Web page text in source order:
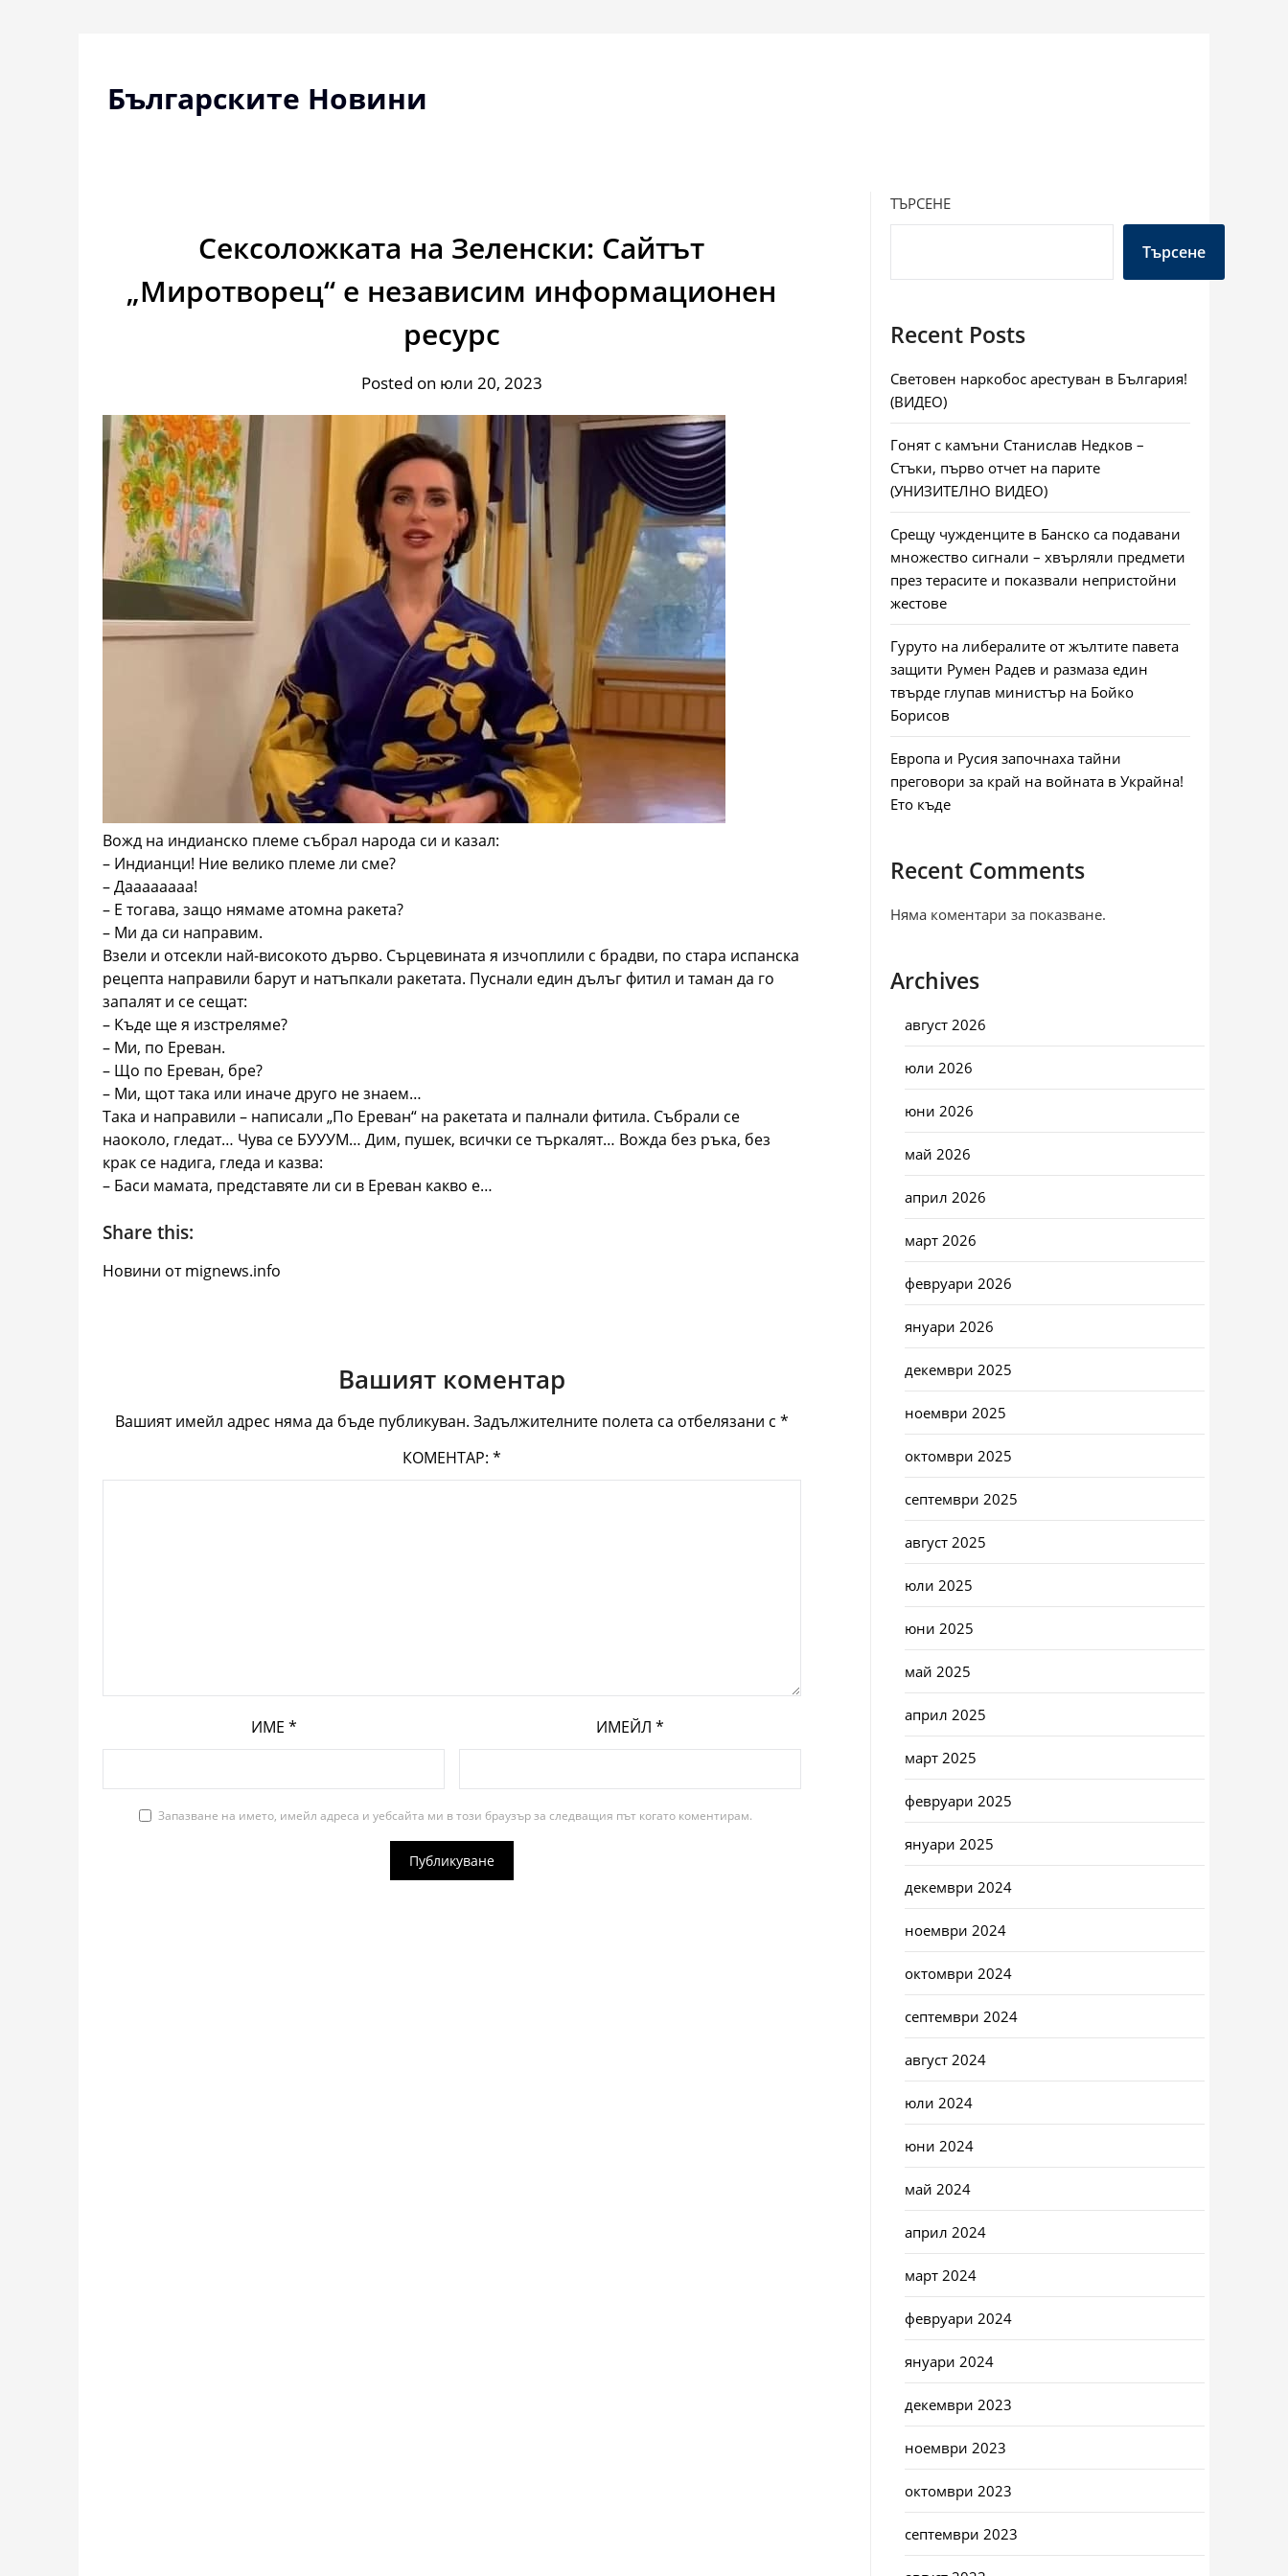
Българските Новини
Сексоложката на Зеленски: Сайтът
„Миротворец“ е независим информационен
ресурс
Posted on юли 20, 2023
Вожд на индианско племе събрал народа си и казал:
– Индианци! Ние велико племе ли сме?
– Даааааааа!
– Е тогава, защо нямаме атомна ракета?
– Ми да си направим.
Взели и отсекли най-високото дърво. Сърцевината я изчоплили с брадви, по стара испанска
рецепта направили барут и натъпкали ракетата. Пуснали един дълъг фитил и таман да го
запалят и се сещат:
– Къде ще я изстреляме?
– Ми, по Ереван.
– Що по Ереван, бре?
– Ми, щот така или иначе друго не знаем…
Така и направили – написали „По Ереван“ на ракетата и палнали фитила. Събрали се
наоколо, гледат… Чува се БУУУМ… Дим, пушек, всички се търкалят… Вожда без ръка, без
крак се надига, гледа и казва:
– Баси мамата, представяте ли си в Ереван какво е…
Share this:
Новини от mignews.info
Вашият коментар
Вашият имейл адрес няма да бъде публикуван. Задължителните полета са отбелязани с *
КОМЕНТАР: *
ИМЕ * ИМЕЙЛ *
Запазване на името, имейл адреса и уебсайта ми в този браузър за следващия път когато коментирам.
ТЪРСЕНЕ
Търсене
Recent Posts
Световен наркобос арестуван в България!
(ВИДЕО)
Гонят с камъни Станислав Недков –
Стъки, първо отчет на парите
(УНИЗИТЕЛНО ВИДЕО)
Срещу чужденците в Банско са подавани
множество сигнали – хвърляли предмети
през терасите и показвали непристойни
жестове
Гуруто на либералите от жълтите павета
защити Румен Радев и размаза един
твърде глупав министър на Бойко
Борисов
Европа и Русия започнаха тайни
преговори за край на войната в Украйна!
Ето къде
Recent Comments
Няма коментари за показване.
Archives
август 2026
юли 2026
юни 2026
май 2026
април 2026
март 2026
февруари 2026
януари 2026
декември 2025
ноември 2025
октомври 2025
септември 2025
август 2025
юли 2025
юни 2025
май 2025
април 2025
март 2025
февруари 2025
януари 2025
декември 2024
ноември 2024
октомври 2024
септември 2024
август 2024
юли 2024
юни 2024
май 2024
април 2024
март 2024
февруари 2024
януари 2024
декември 2023
ноември 2023
октомври 2023
септември 2023